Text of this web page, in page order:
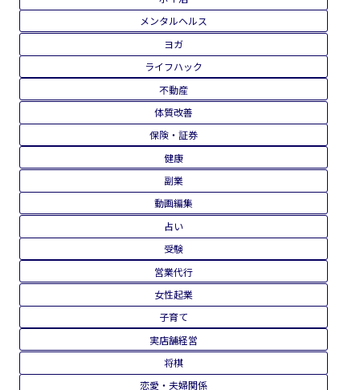
フォトグラファー
ブランディング
ブログ
プログラミング
ペット
ボイストレーニング
ボディメイク
ポイ活
メンタルヘルス
ヨガ
ライフハック
不動産
体質改善
保険・証券
健康
副業
動画編集